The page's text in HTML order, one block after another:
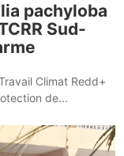
pachyloba
Sud-
Climat Redd+
de...